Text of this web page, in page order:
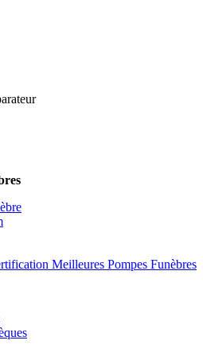
Meilleures Pompes Funèbres